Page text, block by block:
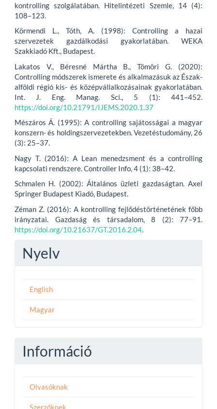
kontrolling szolgálatában. Hitelintézeti Szemle, 14 (4):
108–123.
Körmendi L., Tóth, A. (1998): Controlling a hazai
szervezetek gazdálkodási gyakorlatában. WEKA
Szakkiadó Kft., Budapest.
Lakatos V., Béresné Mártha B., Tömöri G. (2020):
Controlling módszerek ismerete és alkalmazásuk az Észak-
alföldi régió kis- és középvállalkozásainak gyakorlatában.
Int. J. Eng. Manag. Sci., 5 (1): 441–452.
https://doi.org/10.21791/IJEMS.2020.1.37
Mészáros Á. (1995): A controlling sajátosságai a magyar
konszern- és holdingszervezetekben. Vezetéstudomány, 26
(3): 25–37.
Nagy T. (2016): A Lean menedzsment és a controlling
kapcsolati rendszere. Controller Info, 4 (1): 38–42.
Schmalen H. (2002): Általános üzleti gazdaságtan. Axel
Springer Budapest Kiadó, Budapest.
Zéman Z. (2016): A kontrolling fejlődéstörténetének főbb
irányzatai. Gazdaság és társadalom, 8 (2): 77–91.
https://doi.org/10.21637/GT.2016.2.04
Nyelv
English
Magyar
Információ
Olvasóknak
Szerzőknek